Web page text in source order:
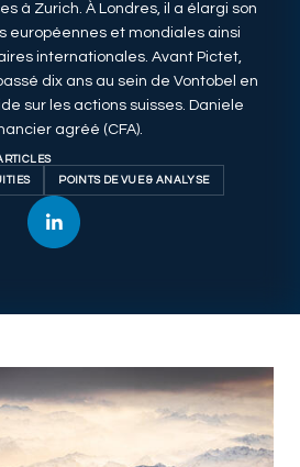
à Zurich. À Londres, il a élargi son
européennes et mondiales ainsi
internationales. Avant Pictet,
dix ans au sein de Vontobel en
sur les actions suisses. Daniele
agréé (CFA).
POINTS DE VUE & ANALYSE